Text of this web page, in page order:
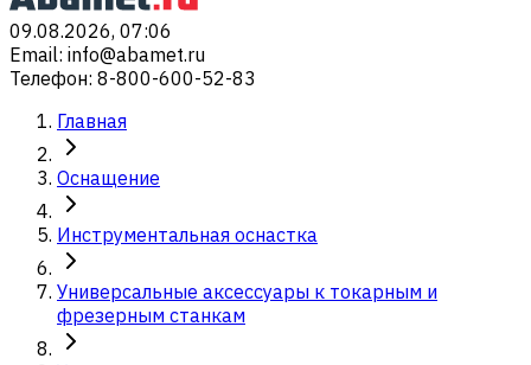
09.08.2026, 07:06
Email: info@abamet.ru
Телефон: 8-800-600-52-83
Главная
Оснащение
Инструментальная оснастка
Универсальные аксессуары к токарным и
фрезерным станкам